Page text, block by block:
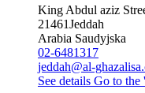
King Abdul aziz
21461Jeddah
Arabia Saudyjska
02-6481317
jeddah@al-
See details Go to